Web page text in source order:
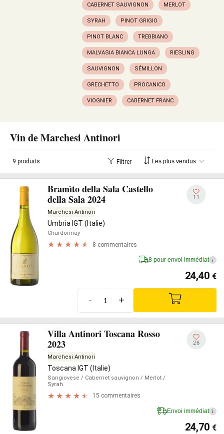
CABERNET SAUVIGNON MERLOT
SYRAH PINOT GRIGIO
PINOT BLANC TREBBIANO
MALVASIA BIANCA LUNGA RIESLING
SAUVIGNON SÉMILLON
GRECHETTO PROCANICO
VIOGNIER CABERNET FRANC
Vin de Marchesi Antinori
9 produits Filtrer
Bramìto della Sala Castello
della Sala 2024
Marchesi Antinori
Umbria IGT (Italie)
Chardonnay
8 commentaires
11
8 pour envoi immédiat i
24,40 €
- +
Villa Antinori Toscana Rosso
2023
Marchesi Antinori
Toscana IGT (Italie)
Sangiovese / Cabernet sauvignon / Merlot /
Syrah
15 commentaires
26
Envoi immédiat i
24,70 €